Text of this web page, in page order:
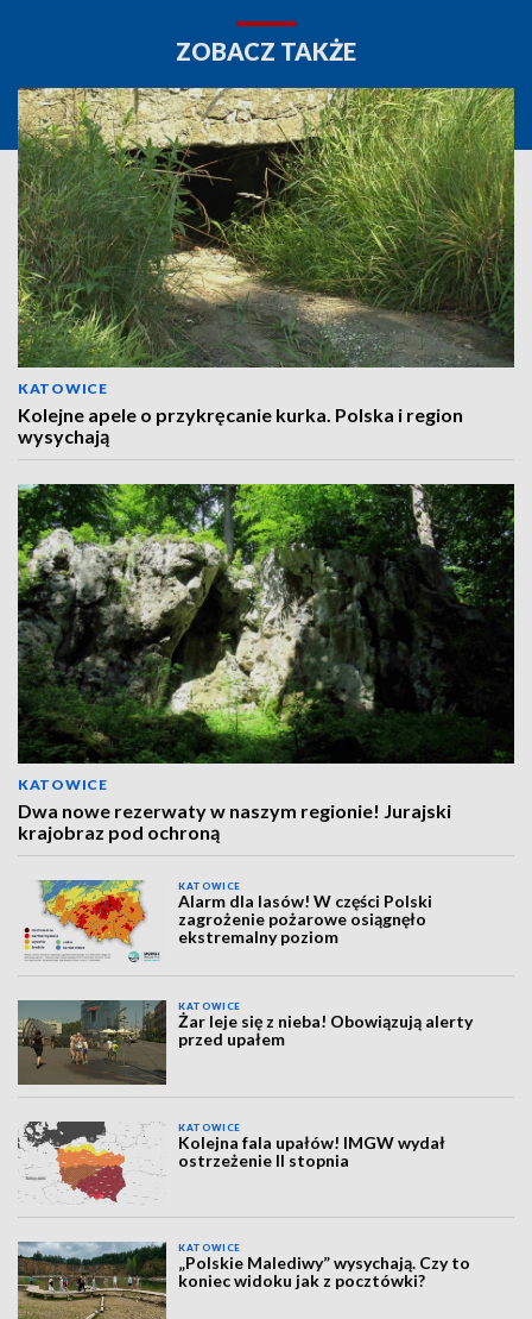
ZOBACZ TAKŻE
KATOWICE
Kolejne apele o przykręcanie kurka. Polska i region
wysychają
KATOWICE
Dwa nowe rezerwaty w naszym regionie! Jurajski
krajobraz pod ochroną
KATOWICE
Alarm dla lasów! W części Polski
zagrożenie pożarowe osiągnęło
ekstremalny poziom
KATOWICE
Żar leje się z nieba! Obowiązują alerty
przed upałem
KATOWICE
Kolejna fala upałów! IMGW wydał
ostrzeżenie II stopnia
KATOWICE
„Polskie Malediwy” wysychają. Czy to
koniec widoku jak z pocztówki?